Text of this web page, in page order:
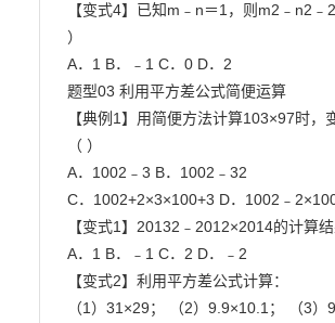
【变式4】已知m﹣n＝1，则
）
A．1 B．﹣1 C．0 D．2
题型03 利用平方差公式简便运算
【典例1】用简便方法计算103×97时，
（ ）
A．1002﹣3 B．1002﹣32
C．1002+2×3×100+3 D．
【变式1】20132﹣2012×2014的计算结
A．1 B．﹣1 C．2 D．﹣2
【变式2】利用平方差公式计算：
（1）31×29； （2）9.9×10.1； （3）